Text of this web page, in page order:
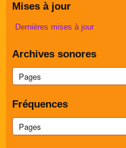
Mises à jour
Dernières mises à jour
Archives sonores
Fréquences